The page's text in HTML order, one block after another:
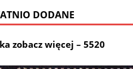
DODANE
zobacz więcej – 5520